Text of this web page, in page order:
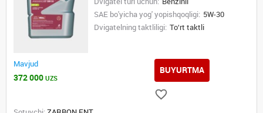
SAE bo'yicha yog' yopishqoqligi: 5W-30
Dvigatelning taktliligi: To‘rt taktli
Mavjud
372 000 UZS
BUYURTMA